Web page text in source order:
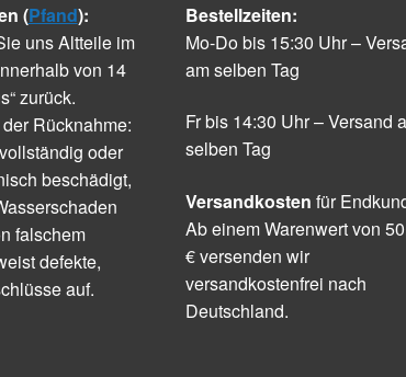
(Pfand):
uns Altteile im
von 14
zurück.
Rücknahme:
oder
beschädigt,
falschem
defekte,
auf.
Bestellzeiten:
Mo-Do bis 15:30 Uhr –
am selben Tag
Fr bis 14:30 Uhr – Versand
selben Tag
Versandkosten für
Ab einem Warenwert von
€ versenden wir
versandkostenfrei nach
Deutschland.